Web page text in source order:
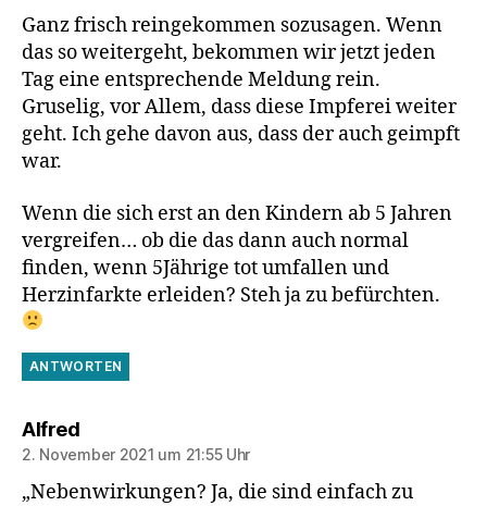
Ganz frisch reingekommen sozusagen. Wenn
das so weitergeht, bekommen wir jetzt jeden
Tag eine entsprechende Meldung rein.
Gruselig, vor Allem, dass diese Impferei weiter
geht. Ich gehe davon aus, dass der auch geimpft
war.
Wenn die sich erst an den Kindern ab 5 Jahren
vergreifen… ob die das dann auch normal
finden, wenn 5Jährige tot umfallen und
Herzinfarkte erleiden? Steh ja zu befürchten.
ANTWORTEN
Alfredsagt:
2. November 2021 um 21:55 Uhr
„Nebenwirkungen? Ja, die sind einfach zu